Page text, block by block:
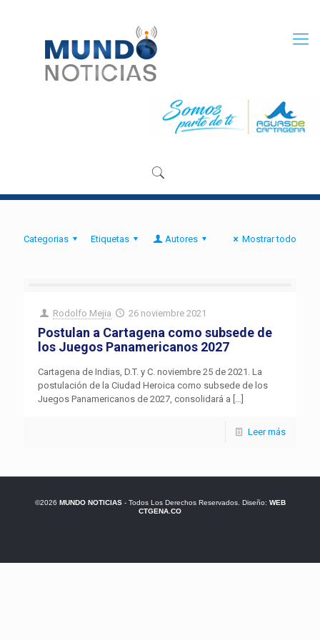
Categorias Etiquetas Autores Mostrar todo
Rodolfo Mejia 26 noviembre 2021
Postulan a Cartagena como subsede de
los Juegos Panamericanos 2027
Cartagena de Indias, D.T. y C. noviembre 25 de 2021. La
postulación de la Ciudad Heroica como subsede de los
Juegos Panamericanos de 2027, consolidará a […]
Leer más
©2026 MUNDO NOTICIAS- Todos Los Derechos Reservados. Diseño: WEB
CTGENA.CO